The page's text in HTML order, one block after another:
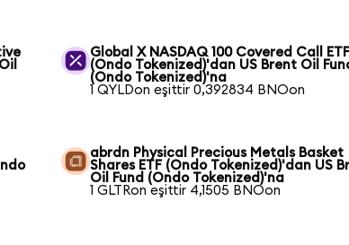
Global X NASDAQ 100 Covered Call
(Ondo Tokenized)'dan US Brent Oil
(Ondo Tokenized)'na
1 QYLDon eşittir 0,392834 BNOon
abrdn Physical Precious Metals Basket
Shares ETF (Ondo Tokenized)'dan US
Oil Fund (Ondo Tokenized)'na
1 GLTRon eşittir 4,1505 BNOon